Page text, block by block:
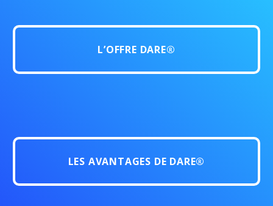
L’OFFRE DARE®
LES AVANTAGES DE DARE®